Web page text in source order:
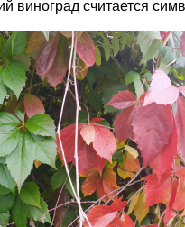
считается